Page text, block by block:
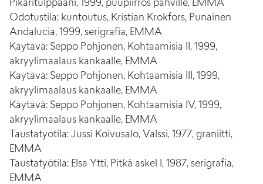
Pikaritulppaani, 1999, puupiirros pahville, EMMA
Odotustila: kuntoutus, Kristian Krokfors, Punainen
Andalucia, 1999, serigrafia, EMMA
Käytävä: Seppo Pohjonen, Kohtaamisia II, 1999,
akryylimaalaus kankaalle, EMMA
Käytävä: Seppo Pohjonen, Kohtaamisia III, 1999,
akryylimaalaus kankaalle, EMMA
Käytävä: Seppo Pohjonen, Kohtaamisia IV, 1999,
akryylimaalaus kankaalle, EMMA
Taustatyötila: Jussi Koivusalo, Valssi, 1977, graniitti,
EMMA
Taustatyötila: Elsa Ytti, Pitkä askel I, 1987, serigrafia,
EMMA